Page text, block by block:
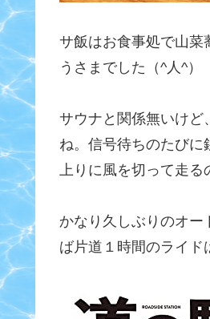
サ飯はお食事処で山菜
うさまでした（^人^）
サウナと関係無いけど
ね。信号待ちのたび
上りに風を切って走る
かなり久しぶりのオー
ば片道１時間のライド